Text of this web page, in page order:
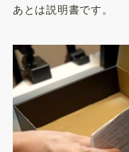
あとは説明書です。